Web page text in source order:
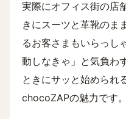
実際にオフィス街の店
きにスーツと革靴のま
るお客さまもいらっし
動しなきゃ」と気負わ
ときにサッと始められ
chocoZAPの魅力です。